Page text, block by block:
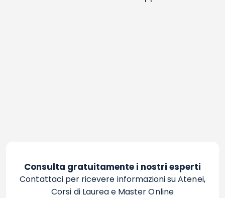
Consulta gratuitamente i nostri esperti
Contattaci per ricevere informazioni su Atenei,
Corsi di Laurea e Master Online